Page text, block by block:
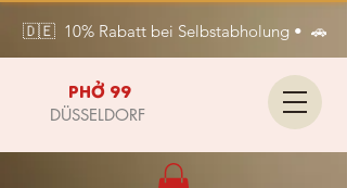
🇩🇪  10% Rabatt bei Selbstabholung •  🚗
PHỞ 99
DÜSSELDORF